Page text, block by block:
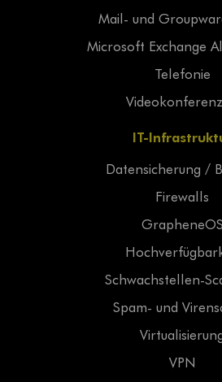
Mail- und
Microsoft Exchange
Telefonie
IT-
Datensicherung /
Firewalls
GrapheneOS
Schwachstellen-
Spam- und
VPN